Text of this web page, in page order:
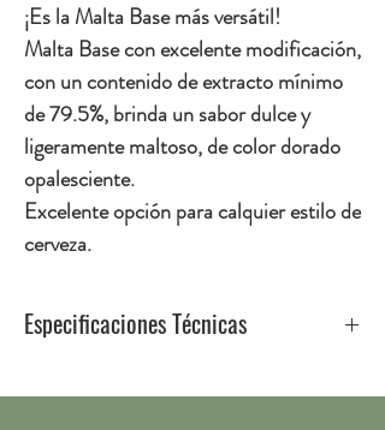
¡Es la Malta Base más versátil!
Malta Base con excelente modificación,
con un contenido de extracto mínimo
de 79.5%, brinda un sabor dulce y
ligeramente maltoso, de color dorado
opalesciente.
Excelente opción para calquier estilo de
cerveza.
Especificaciones Técnicas
PH: 6.1-6.3